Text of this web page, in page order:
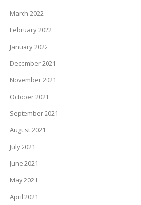
March 2022
February 2022
January 2022
December 2021
November 2021
October 2021
September 2021
August 2021
July 2021
June 2021
May 2021
April 2021